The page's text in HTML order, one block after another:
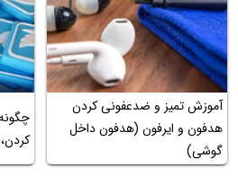
آموزش تمیز و ضدعفونی کردن
هدفون و ایرفون (هدفون داخل
گوشی)